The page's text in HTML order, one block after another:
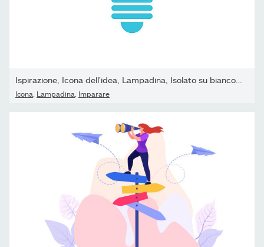
Ispirazione, Icona dell'idea, Lampadina, Isolato su bianco, Set...
Icona Lampadina Imparare